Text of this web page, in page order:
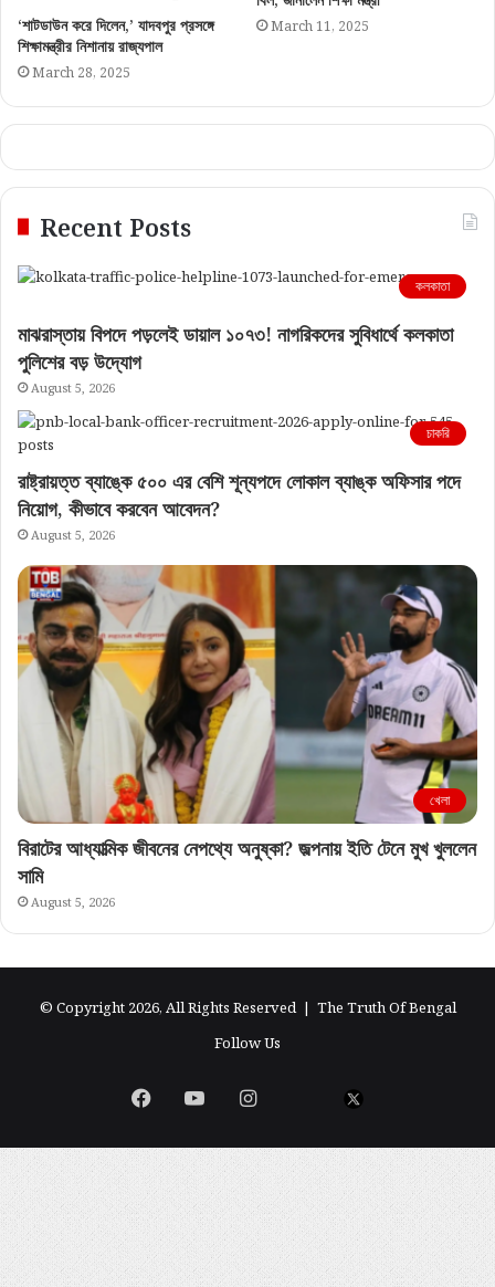
‘শাটডাউন করে দিলেন,’ যাদবপুর প্রসঙ্গে
শিক্ষামন্ত্রীর নিশানায় রাজ্যপাল
March 28, 2025
March 11, 2025
Recent Posts
কলকাতা
মাঝরাস্তায় বিপদে পড়লেই ডায়াল ১০৭৩! নাগরিকদের সুবিধার্থে কলকাতা
পুলিশের বড় উদ্যোগ
August 5, 2026
চাকরি
রাষ্ট্রায়ত্ত ব্যাঙ্কে ৫০০ এর বেশি শূন্যপদে লোকাল ব্যাঙ্ক অফিসার পদে
নিয়োগ, কীভাবে করবেন আবেদন?
August 5, 2026
খেলা
বিরাটের আধ্যাত্মিক জীবনের নেপথ্যে অনুষ্কা? জল্পনায় ইতি টেনে মুখ খুললেন
সামি
August 5, 2026
© Copyright 2026, All Rights Reserved | The Truth Of Bengal
Follow Us
FacebookYouTubeInstagram
এগিয়ে
বাংলা